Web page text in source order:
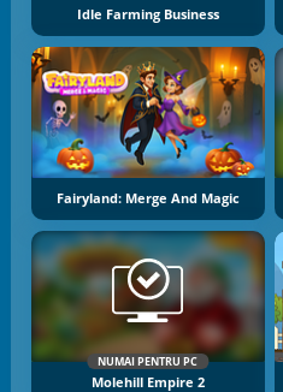
Idle Farming Business
Fairyland: Merge And Magic
NUMAI PENTRU PC
Molehill Empire 2